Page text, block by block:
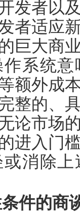
发者以
者适应
巨大商
系统
额外成
整的、
论市场
进入门
消除
件的商